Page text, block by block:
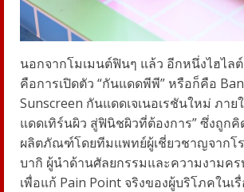
นอกจากโมเมนต์ฟินๆ แล้ว อีกหนึ่งไฮไล
คือการเปิดตัว “กันแดดพีพี”หรือก็คือ
Sunscreen กันแดดเจเนอเรชันใหม่ ภาย
แดดเทิร์นผิว สู่ฟินิชผิวที่ต้องการ” ซึ่งถูก
ผลิตภัณฑ์โดยทีมแพทย์ผู้เชี่ยวชาญจากโ
บากิ ผู้นำด้านศัลยกรรมและความงามคร
เพื่อแก้ Pain Point จริงของผู้บริโภคในเ